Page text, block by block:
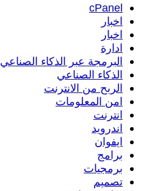
cPanel
اخبار
اخبار
ادارة
البرمجة عبر الذكاء الصناعي
الذكاء الصناعي
الربح من الانترنت
امن المعلومات
انترنت
اندرويد
ايفوان
برامج
برمجيات
تصميم